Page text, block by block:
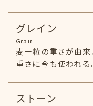
グレイン
Grain
麦一粒の重さが由
重さに今も使われる。
ストーン